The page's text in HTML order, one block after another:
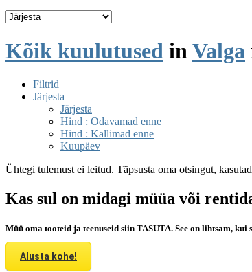
Kõik kuulutused in Valga
Filtrid
Järjesta
Järjesta
Hind : Odavamad enne
Hind : Kallimad enne
Kuupäev
Ühtegi tulemust ei leitud. Täpsusta oma otsingut,
Kas sul on midagi müüa või
Müü oma tooteid ja teenuseid siin TASUTA. See on lihtsam, kui
Alusta kohe!